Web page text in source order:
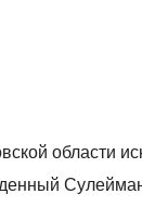
области